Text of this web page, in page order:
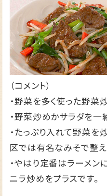
（コメント）
・野菜を多く使った野菜
・野菜炒めかサラダを一
・たっぷり入れて野菜
区では有名なみそで整え
・やはり定番はラーメン
ニラ炒めをプラスです。